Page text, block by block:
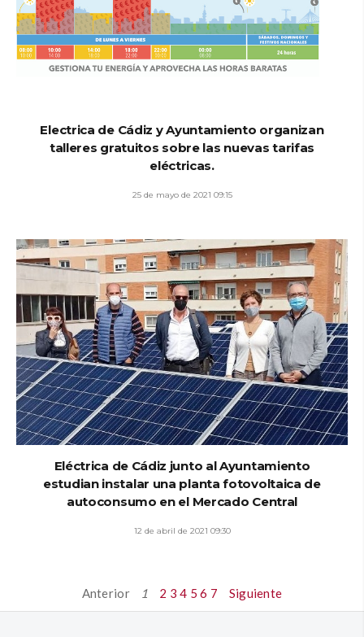
Electrica de Cádiz y Ayuntamiento organizan
talleres gratuitos sobre las nuevas tarifas
eléctricas.
25 de mayo de 2021 09:15
Eléctrica de Cádiz junto al Ayuntamiento
estudian instalar una planta fotovoltaica de
autoconsumo en el Mercado Central
12 de abril de 2021 09:30
Anterior 1 2 3 4 5 6 7 Siguiente